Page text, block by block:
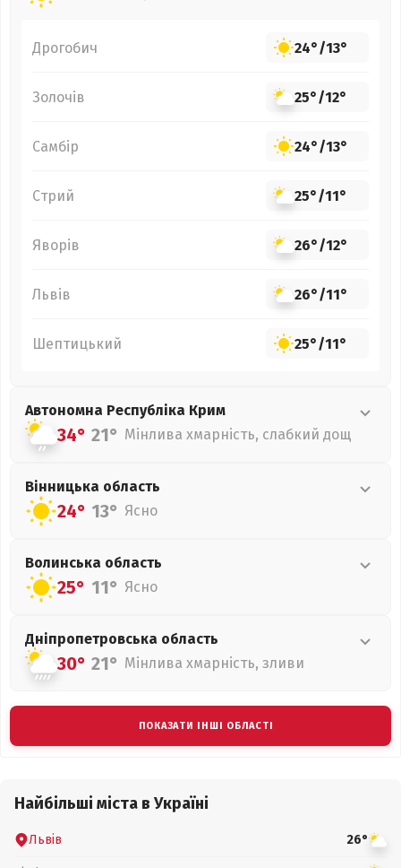
Дрогобич 24°/13°
Золочів 25°/12°
Самбір 24°/13°
Стрий 25°/11°
Яворів 26°/12°
Львів 26°/11°
Шептицький 25°/11°
Автономна Республіка Крим
34° 21° Мінлива хмарність, слабкий дощ
Вінницька область
24° 13° Ясно
Волинська область
25° 11° Ясно
Дніпропетровська область
30° 21° Мінлива хмарність, зливи
ПОКАЗАТИ ІНШІ ОБЛАСТІ
Найбільші міста в Україні
Львів 26°